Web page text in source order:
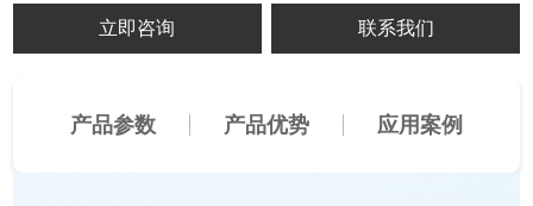
立即咨询 联系我们
产品参数 产品优势 应用案例